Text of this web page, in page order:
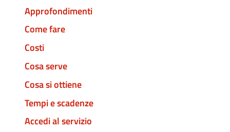
Approfondimenti
Come fare
Costi
Cosa serve
Cosa si ottiene
Tempi e scadenze
Accedi al servizio